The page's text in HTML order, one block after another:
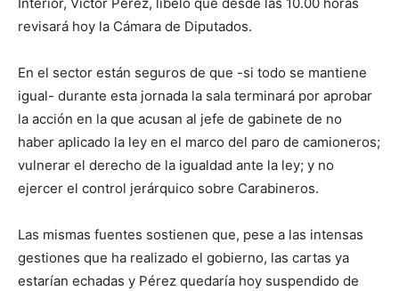
revisará hoy la Cámara de Diputados.
En el sector están seguros de que -si todo se mantiene
igual- durante esta jornada la sala terminará por aprobar
la acción en la que acusan al jefe de gabinete de no
haber aplicado la ley en el marco del paro de camioneros;
vulnerar el derecho de la igualdad ante la ley; y no
ejercer el control jerárquico sobre Carabineros.
Las mismas fuentes sostienen que, pese a las intensas
gestiones que ha realizado el gobierno, las cartas ya
estarían echadas y Pérez quedaría hoy suspendido de